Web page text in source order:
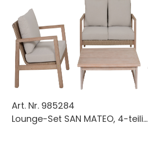
Art. Nr. 985284
Lounge-Set SAN MATEO, 4-teili...